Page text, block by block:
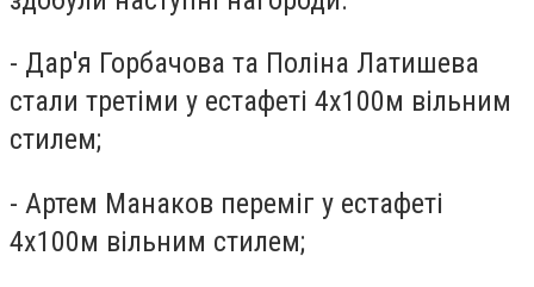
- Дар'я Горбачова та Поліна Латишева
стали третіми у естафеті 4х100м вільним
стилем;
- Артем Манаков переміг у естафеті
4х100м вільним стилем;